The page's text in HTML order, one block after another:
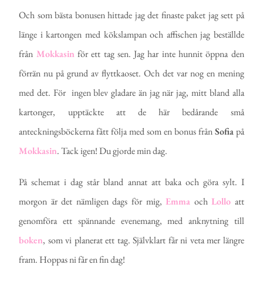
Och som bästa bonusen hittade jag det finaste paket jag sett på
länge i kartongen med kökslampan och affischen jag beställde
från Mokkasin för ett tag sen. Jag har inte hunnit öppna den
förrän nu på grund av flyttkaoset. Och det var nog en mening
med det. För ingen blev gladare än jag när jag, mitt bland alla
kartonger, upptäckte att de här bedårande små
anteckningsböckerna fått följa med som en bonus frånSofiapå
Mokkasin. Tack igen! Du gjorde min dag.
På schemat i dag står bland annat att baka och göra sylt. I
morgon är det nämligen dags för mig, Emma ochLollo att
genomföra ett spännande evenemang, med anknytning till
boken, som vi planerat ett tag. Självklart får ni veta mer längre
fram. Hoppas ni får en fin dag!